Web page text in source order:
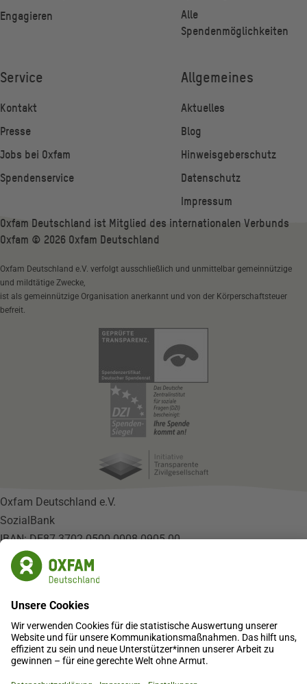
Engagieren
Alle
Spendenmöglichkeiten
Service
Kontakt
Presse
Jobs bei Oxfam
Spendenservice
Allgemeines
Aktuelles
Blog
Hinweisgeberschutz
Datenschutz
Impressum
Oxfam Deutschland ist Mitglied des internationalen Verbunds
Oxfam © 2026 Oxfam Deutschland
Oxfam Deutschland e.V. verfolgt ausschließlich und unmittelbar gemeinnützige
und mildtätige Zwecke,
ist als gemeinnützige Organisation anerkannt und von der Körperschaftsteuer
befreit.
Oxfam Deutschland e.V.
SozialBank
IBAN: DE87 3702 0500 0008 0905 00
BIC: BFSWDE33XXX